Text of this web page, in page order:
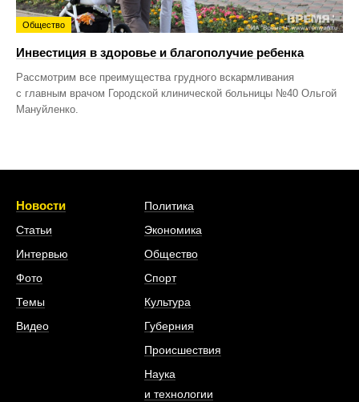
Общество
Инвестиция в здоровье и благополучие ребенка
Рассмотрим все преимущества грудного вскармливания
с главным врачом Городской клинической больницы №40 Ольгой
Мануйленко.
Новости
Статьи
Интервью
Фото
Темы
Видео
Политика
Экономика
Общество
Спорт
Культура
Губерния
Происшествия
Наука
и технологии